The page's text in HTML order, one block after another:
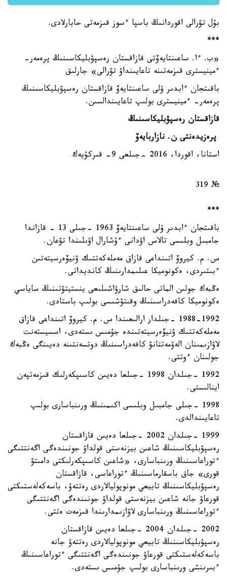
بۇل تۋرالى اقوردانىڭ باسپا ءسوز قىزمەتى حابارلادى.
***
«ب. ءا. ساعىنتايەۆتى قازاقستان رەسپۋبليكاسىنىڭ پرەمەر-
ءمينيسترى قىزمەتىنە تاعايىنداۋ تۋرالى» جارلىق
باقىتجان ءابدىر ۇلى ساعىنتايەۆ قازاقستان رەسپۋبليكاسىنىڭ
پرەمەر- ءمينيسترى بولىپ تاعايىندالسىن.
قازاقستان رەسپۋبليكاسىنىڭ
پرەزيدەنتى ن. نازاربايەۆ
استانا، اقوردا، 2016 -جىلعى 9- قىركۇيەك
№ 319
***
باقىتجان ءابدىر ۇلى ساعىنتايەۆ 1963 -جىلى 13 - قازاندا
جامبىل وبلىسى تالاس اۋدانى ءۇشارال اۋىلىندا تۋعان.
س. م. كيروۆ اتىنداعى قازاق مەملەكەتتىك ۋنيۆەرسيتەتىن
ءبىتىردى، ەكونوميكا عىلىمدارىنىڭ كانديداتى.
ەڭبەك جولىن الماتى حالىق شارۋاشىلىعى ينستيتۋتىنىڭ ساياسي
ەكونوميكا كافەدراسىنىڭ وقىتۋشىسى بولىپ باستادى.
1988-1992 -جىلدار ارالىعىندا س. م. كيروۆ اتىنداعى قازاق
مەملەكەتتىك ۋنيۆەرسيتەتىندە جۇمىس ىستەدى، اسسيستەنت
لاۋازىمىنان الەۋمەتتانۋ كافەدراسىنىڭ دوتسەنتىنە دەيىنگى ەڭبەك
جولىنان ءوتتى.
1992 -جىلدان 1998 -جىلعا دەيىن كاسىپكەرلىك قىزمەتپەن
اينالىستى.
1998 -جىلى جامبىل وبلىسى اكىمىنىڭ ورىنباسارى بولىپ
تاعايىندالدى.
1999 -جىلدان 2002 -جىلعا دەيىن قازاقستان
رەسپۋبليكاسىنىڭ شاعىن بيزنەستى قولداۋ جونىندەگى اگەنتتىگى
ءتوراعاسىنىڭ ورىنباسارى، «شاعىن كاسىپكەرلىكتى دامىتۋ
قورى» جاق باسقارماسىنىڭ ءتوراعاسى، قازاقستان
رەسپۋبليكاسىنىڭ تابيعي مونوپوليالاردى رەتتەۋ، باسەكەلەستىكتى
قورعاۋ جانە شاعىن بيزنەستى قولداۋ جونىندەگى اگەنتتىگى
ءتوراعاسىنىڭ ورىنباسارى لاۋازىمدارىندا قىزمەت ەتتى.
2002 -جىلدان 2004 -جىلعا دەيىن قازاقستان
رەسپۋبليكاسىنىڭ تابيعي مونوپوليالاردى رەتتەۋ جانە
باسەكەلەستىكتى قورعاۋ جونىندەگى اگەنتتىگى ءتوراعاسىنىڭ
ءبىرىنشى ورىنباسارى بولىپ جۇمىس ىستەدى.